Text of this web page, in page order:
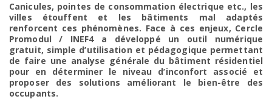
Canicules, pointes de consommation électrique etc., les
villes étouffent et les bâtiments mal adaptés
renforcent ces phénomènes. Face à ces enjeux, Cercle
Promodul / INEF4 a développé un outil numérique
gratuit, simple d’utilisation et pédagogique permettant
de faire une analyse générale du bâtiment résidentiel
pour en déterminer le niveau d’inconfort associé et
proposer des solutions améliorant le bien-être des
occupants.